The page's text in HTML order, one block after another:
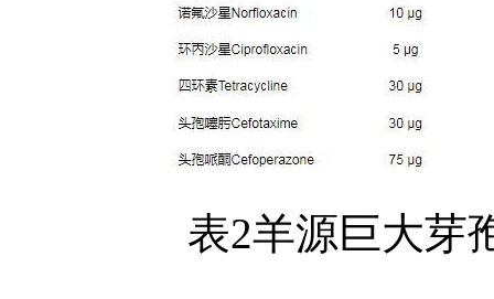
表2羊源巨大芽